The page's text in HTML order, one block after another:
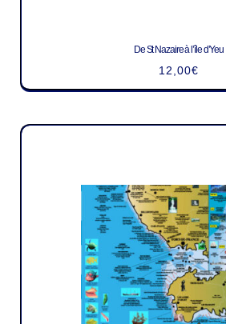
De St Nazaire à l’île d’Yeu
12,00€